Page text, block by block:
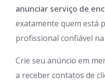
anunciar serviço de
exatamente quem está
profissional confiável
Crie seu anúncio em
a receber contatos de